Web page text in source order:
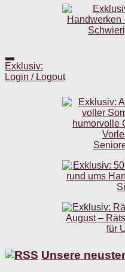
Exklusiv:
Login / Logout
Unsere